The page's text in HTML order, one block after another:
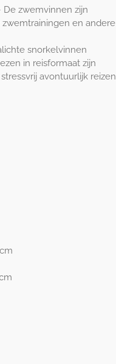
De zwemvinnen zijn
en andere
snorkelvinnen
in reisformaat zijn
avontuurlijk reizen